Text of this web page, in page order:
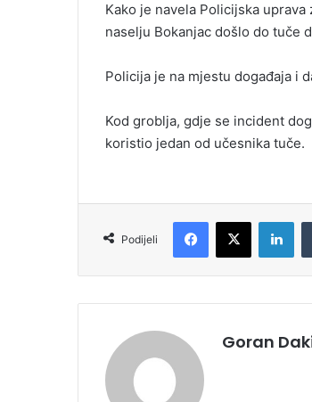
Kako je navela Policijska
naselju Bokanjac došlo do tuče
Policija je na mjestu događaja i
Kod groblja, gdje se incident
koristio jedan od učesnika tuče.
Podijeli
Goran